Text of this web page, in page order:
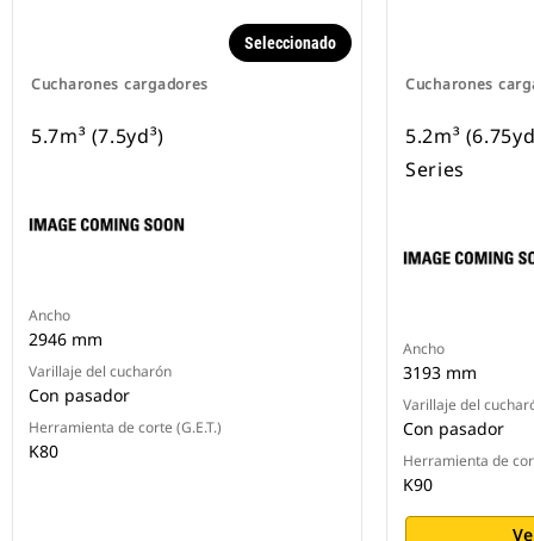
Cucharones cargadores
Seleccionado
5.7m³ (7.5yd³)
Ancho
2946 mm
Varillaje del cucharón
Con pasador
Herramienta de corte (G.E.T.)
K80
Cucharones
5.2m³
Series
Ancho
3193 mm
Varillaje del
Con pasador
Herramienta de
K90